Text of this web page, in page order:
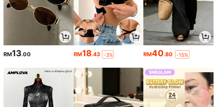
RM13.00 RM18.43 -3% RM40.80 -15%